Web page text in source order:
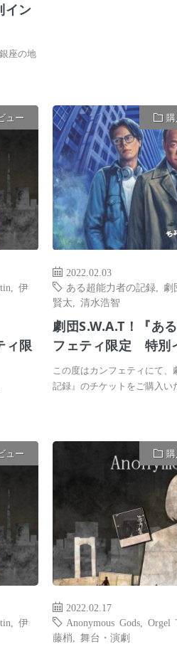
イン
座の地
ュー
伊
ィ限
2022.02.03
ある超能力者の記録
劇
賢太 ,清水浩智
劇団S.W.A.T！『あ
フェティ限定 特別
この度はカンフェティにて、
記録』のチケットをご購入
ュー
伊
2022.02.17
Anonymous Gods ,Orgel
藤梢 ,舞台・演劇